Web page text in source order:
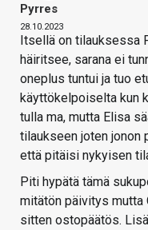
Pyrres
28.10.2023
Itsellä on tilauksessa
häiritsee, sarana ei
oneplus tuntui ja tuo
käyttökelpoiselta kun
tulla ma, mutta Elisa
tilaukseen joten jonon
että pitäisi nykyisen
Piti hypätä tämä
mitätön päivitys mutta
sitten ostopäätös.